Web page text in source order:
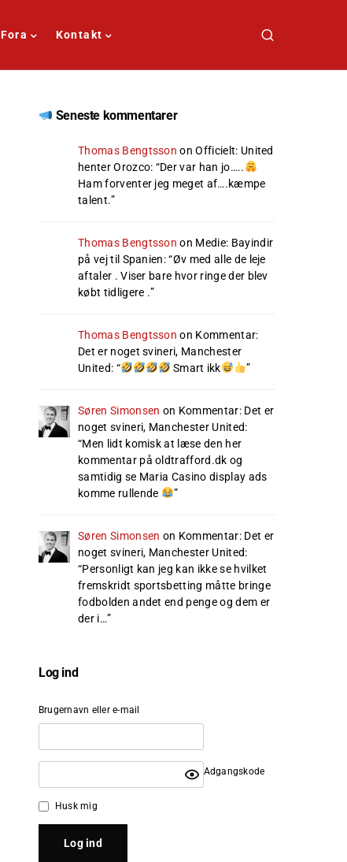
Fora Kontakt
Seneste kommentarer
Thomas Bengtsson onOfficielt: United
henter Orozco: “Der var han jo…..
Ham forventer jeg meget af….kæmpe
talent.”
Thomas Bengtsson on Medie: Bayindir
på vej til Spanien: “Øv med alle de leje
aftaler . Viser bare hvor ringe der blev
købt tidligere .”
Thomas Bengtsson on Kommentar:
Det er noget svineri, Manchester
United: “ Smart ikk ”
Søren Simonsen on Kommentar: Det er
noget svineri, Manchester United:
“Men lidt komisk at læse den her
kommentar på oldtrafford.dk og
samtidig se Maria Casino display ads
komme rullende
”
Søren Simonsen on Kommentar: Det er
noget svineri, Manchester United:
“Personligt kan jeg kan ikke se hvilket
fremskridt sportsbetting måtte bringe
fodbolden andet end penge og dem er
der i…”
Log ind
Brugernavn eller e-mail
Adgangskode
Husk mig